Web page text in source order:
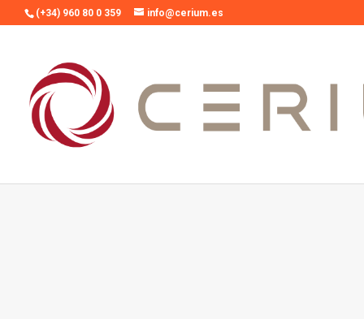
(+34) 960 80 0 359 info@cerium.es